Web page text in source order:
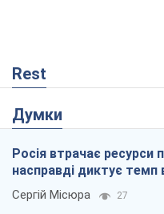
Rest
Думки
Росія втрачає ресурси
насправді диктує темп
Сергій Місюра 27